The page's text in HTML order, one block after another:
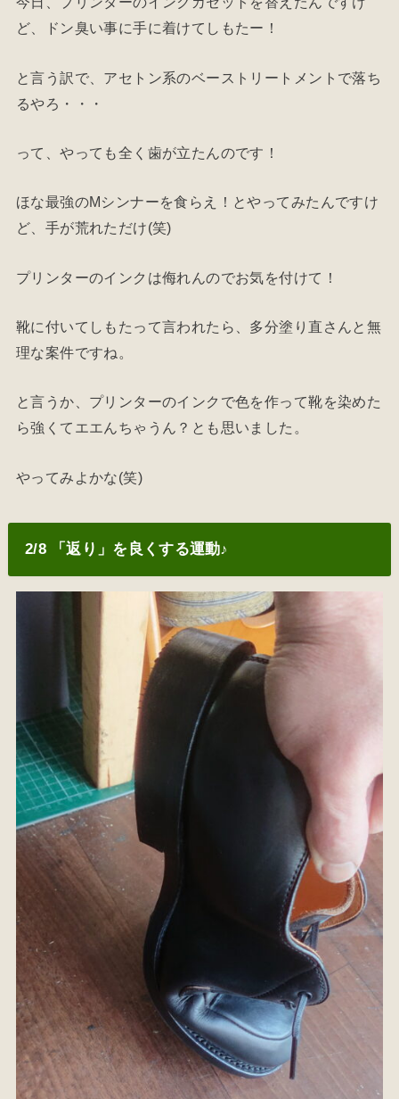
ど、ドン臭い事に手に着けてしもたー！
と言う訳で、アセトン系のベーストリートメントで落ち
るやろ・・・
って、やっても全く歯が立たんのです！
ほな最強のMシンナーを食らえ！とやってみたんですけ
ど、手が荒れただけ(笑)
プリンターのインクは侮れんのでお気を付けて！
靴に付いてしもたって言われたら、多分塗り直さんと無
理な案件ですね。
と言うか、プリンターのインクで色を作って靴を染めた
ら強くてエエんちゃうん？とも思いました。
やってみよかな(笑)
2/8 「返り」を良くする運動♪